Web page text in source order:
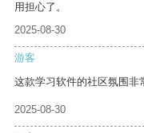
用担心了。
2025-08-30
游客
这款学习软件的社区氛围非
2025-08-30